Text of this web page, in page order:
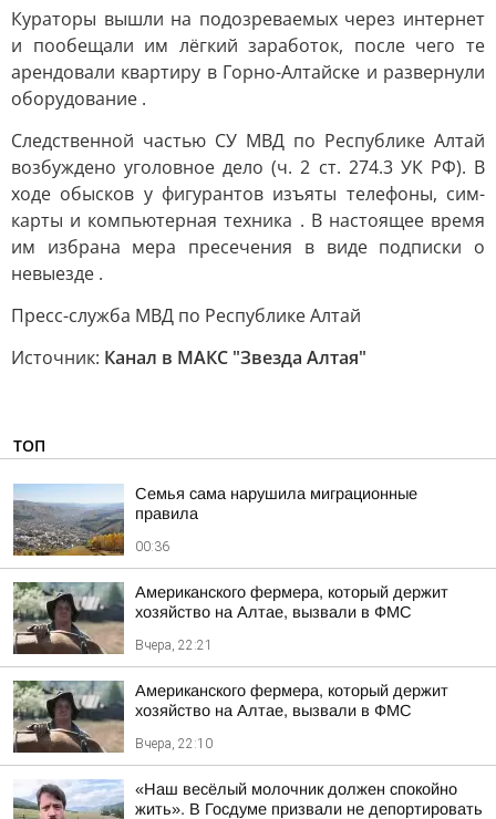
Кураторы вышли на подозреваемых через интернет
и пообещали им лёгкий заработок, после чего те
арендовали квартиру в Горно-Алтайске и развернули
оборудование .
Следственной частью СУ МВД по Республике Алтай
возбуждено уголовное дело (ч. 2 ст. 274.3 УК РФ). В
ходе обысков у фигурантов изъяты телефоны, сим-
карты и компьютерная техника . В настоящее время
им избрана мера пресечения в виде подписки о
невыезде .
Пресс-служба МВД по Республике Алтай
Источник: Канал в МАКС "Звезда Алтая"
ТОП
Семья сама нарушила миграционные
правила
00:36
Американского фермера, который держит
хозяйство на Алтае, вызвали в ФМС
Вчера, 22:21
Американского фермера, который держит
хозяйство на Алтае, вызвали в ФМС
Вчера, 22:10
«Наш весёлый молочник должен спокойно
жить». В Госдуме призвали не депортировать